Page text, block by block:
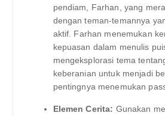
pendiam, Farhan, yang
dengan teman-temannya
aktif. Farhan menemukan
kepuasan dalam menulis
mengeksplorasi tema
keberanian untuk menjadi
pentingnya menemukan
Elemen Cerita: Gunakan